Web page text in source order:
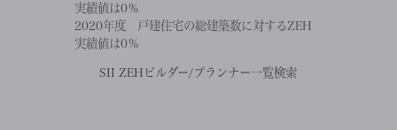
実績値は0％
2020年度 戸建住宅の総建築数に対するZEH
実績値は0％
SII ZEHビルダー/プランナー一覧検索